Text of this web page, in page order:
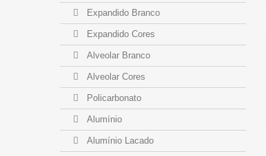
Expandido Branco
Expandido Cores
Alveolar Branco
Alveolar Cores
Policarbonato
Alumínio
Alumínio Lacado